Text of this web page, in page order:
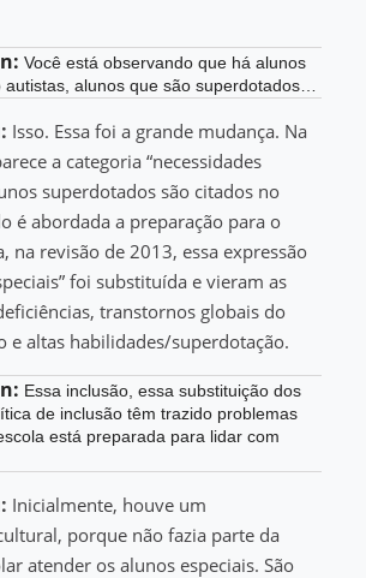
Você está observando que há alunos
alunos que são superdotados…
Isso. Essa foi a grande mudança. Na
a categoria “necessidades
superdotados são citados no
é abordada a preparação para o
na revisão de 2013, essa expressão
foi substituída e vieram as
transtornos globais do
e altas habilidades/superdotação.
Essa inclusão, essa substituição dos
de inclusão têm trazido problemas
está preparada para lidar com
Inicialmente, houve um
porque não fazia parte da
atender os alunos especiais. São